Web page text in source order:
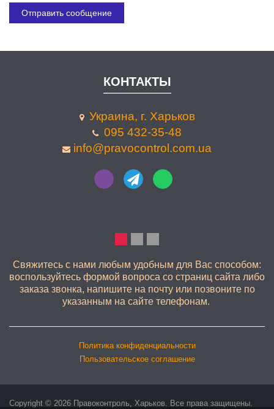
КОНТАКТЫ
Украина, г. Харьков
095 432-35-48
info@pravocontrol.com.ua
Свяжитесь с нами любым удобным для Вас способом:
воспользуйтесь формой вопроса со страниц сайта либо
заказа звонка, напишите на почту или позвоните по
указанным на сайте телефонам.
Политика конфиденциальности
Пользовательское соглашение
Copyright © 2026 Правоконтроль, Харьков. Все права защищены.